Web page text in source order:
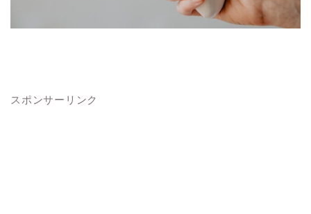
スポンサーリンク